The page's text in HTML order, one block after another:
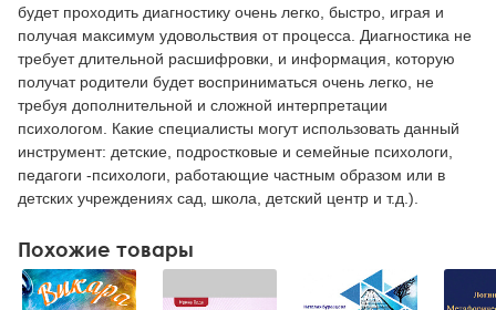
будет проходить диагностику очень легко, быстро, играя и
получая максимум удовольствия от процесса. Диагностика не
требует длительной расшифровки, и информация, которую
получат родители будет восприниматься очень легко, не
требуя дополнительной и сложной интерпретации
психологом. Какие специалисты могут использовать данный
инструмент: детские, подростковые и семейные психологи,
педагоги -психологи, работающие частным образом или в
детских учреждениях сад, школа, детский центр и т.д.).
Похожие товары